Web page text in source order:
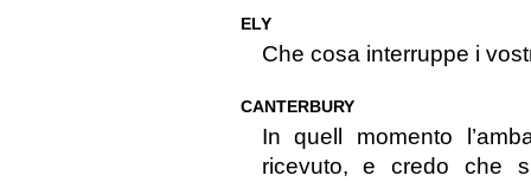
ELY
Che cosa interruppe i
CANTERBURY
In quell momento
ricevuto, e credo che